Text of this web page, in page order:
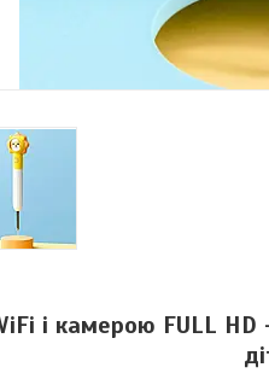
і камерою FULL